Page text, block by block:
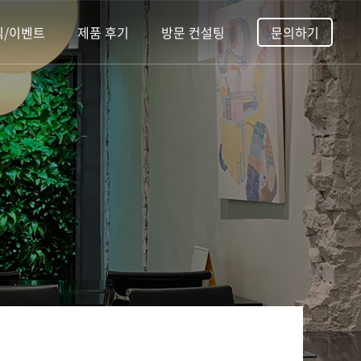
/이벤트 제품 후기 방문 컨설팅 문의하기